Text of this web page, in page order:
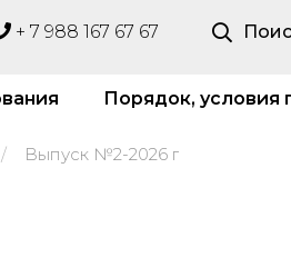
+ 7 988 167 67 67
Порядок, условия
Выпуск №2-2026 г